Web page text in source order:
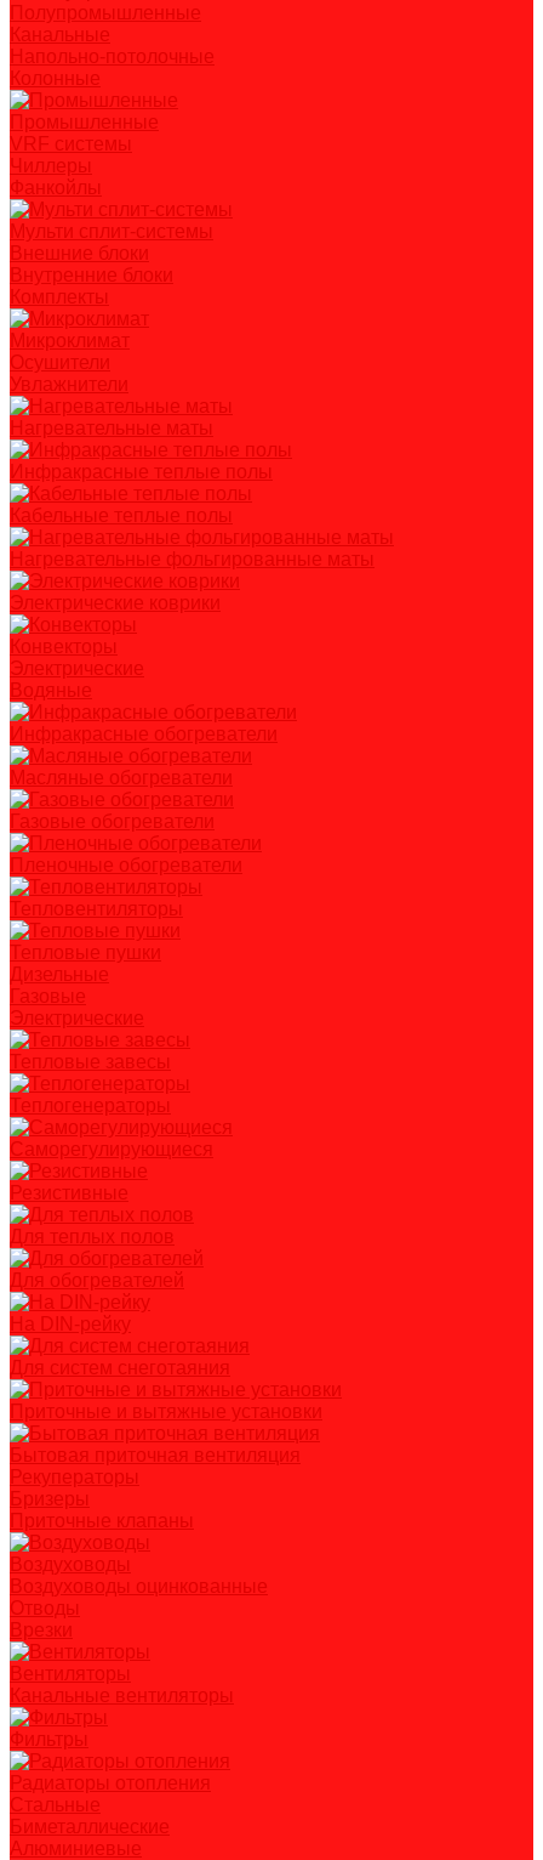
Полупромышленные
Канальные
Напольно-потолочные
Колонные
Промышленные
VRF системы
Чиллеры
Фанкойлы
Мульти сплит-системы
Внешние блоки
Внутренние блоки
Комплекты
Микроклимат
Осушители
Увлажнители
Нагревательные маты
Инфракрасные теплые полы
Кабельные теплые полы
Нагревательные фольгированные маты
Электрические коврики
Конвекторы
Электрические
Водяные
Инфракрасные обогреватели
Масляные обогреватели
Газовые обогреватели
Пленочные обогреватели
Тепловентиляторы
Тепловые пушки
Дизельные
Газовые
Электрические
Тепловые завесы
Теплогенераторы
Саморегулирующиеся
Резистивные
Для теплых полов
Для обогревателей
На DIN-рейку
Для систем снеготаяния
Приточные и вытяжные установки
Бытовая приточная вентиляция
Рекуператоры
Бризеры
Приточные клапаны
Воздуховоды
Воздуховоды оцинкованные
Отводы
Врезки
Вентиляторы
Канальные вентиляторы
Фильтры
Радиаторы отопления
Стальные
Биметаллические
Алюминиевые